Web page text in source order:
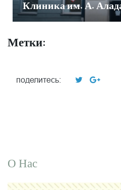
Клиника им. А.
Метки:
поделитесь:
О Нас